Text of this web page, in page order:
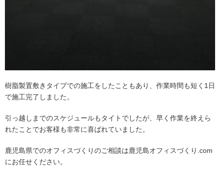
樹脂製置敷きタイプでの施工をしたこともあり、作業時間も短く1日
で施工完了しました。
引っ越しまでのスケジュールもタイトでしたが、早く作業を終えら
れたことでお客様も非常に喜ばれていました。
鹿児島県でのオフィスづくりのご相談は鹿児島オフィスづくり.com
にお任せください。